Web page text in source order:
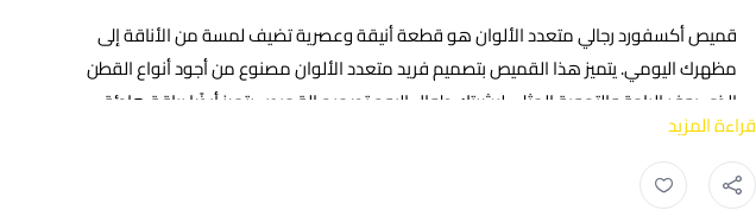
قميص أكسفورد رجالي متعدد الألوان هو قطعة أنيقة وعصرية تضيف لمسة من الأناقة إلى
مظهرك اليومي. يتميز هذا القميص بتصميم فريد متعدد الألوان مصنوع من أجود أنواع القطن
الذي يوفر الراحة والتهوية المثلى لبشرتك طوال اليوم تصميم القميص يتميز أيضًا بياقة هادئة
وأكمام طويلة بأساور قابلة للتعديل، مما يجعله مثاليًا للارتداء في أي مناسبة يمكنك ارتداء هذا
القميص في العمل أو في الاحتفالات الرسمية اشتريه الان واستمتع بإطلالة أنيقة وراحة فائقة
طوال اليوم.
قراءة المزيد
قميص اكسفورد ,